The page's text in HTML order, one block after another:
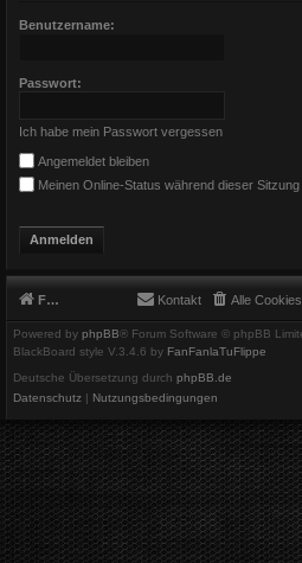
Benutzername:
Passwort:
Ich habe mein Passwort vergessen
Angemeldet bleiben
Meinen Online-Status während dieser
Foren-Übersicht Alle
Kontakt
Powered by phpBB® Forum Software © phpBB
BlackBoard style V.3.4.6 by FanFanlaTuFlippe
Deutsche Übersetzung durch phpBB.de
Datenschutz | Nutzungsbedingungen